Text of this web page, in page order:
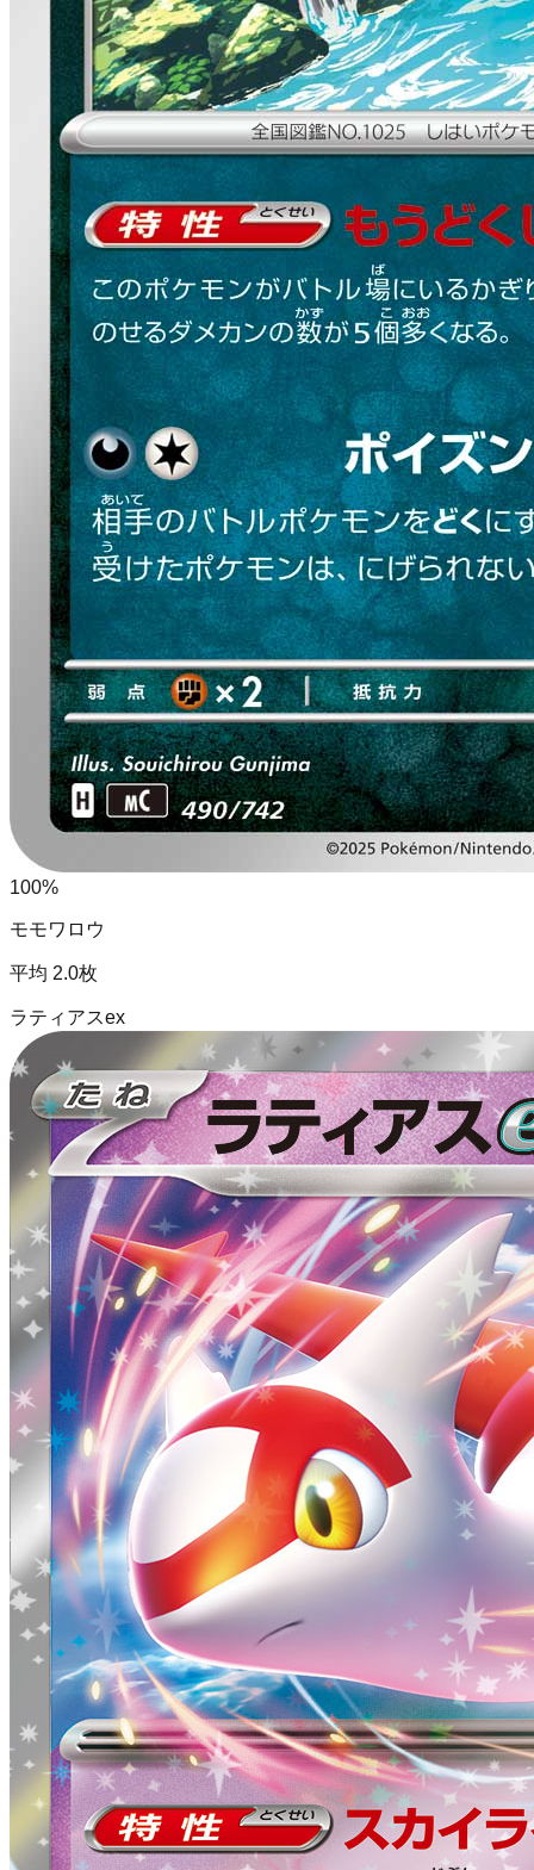
100%
モモワロウ
平均 2.0枚
ラティアスex